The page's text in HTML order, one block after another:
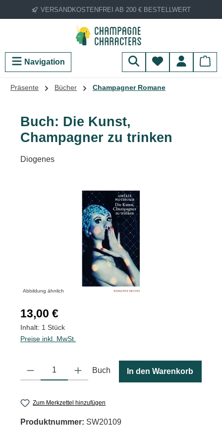
Zum Hauptinhalt springen
VERSANDKOSTENFREI AB 200 € BESTELLWERT
Navigation Du hast 0
Präsente Bücher Champagner Romane
Buch: Die Kunst,
Champagner zu trinken
Diogenes
Bildergalerie überspringen
Abbildung ähnlich
Regulärer Preis:
13,00 €
Inhalt: 1 Stück
Preise inkl. MwSt.
Produkt Anzahl: Gib den gewünschten Wert ein oder benutze
Buch In den Warenkorb
Zum Merkzettel hinzufügen
Produktnummer: SW20109